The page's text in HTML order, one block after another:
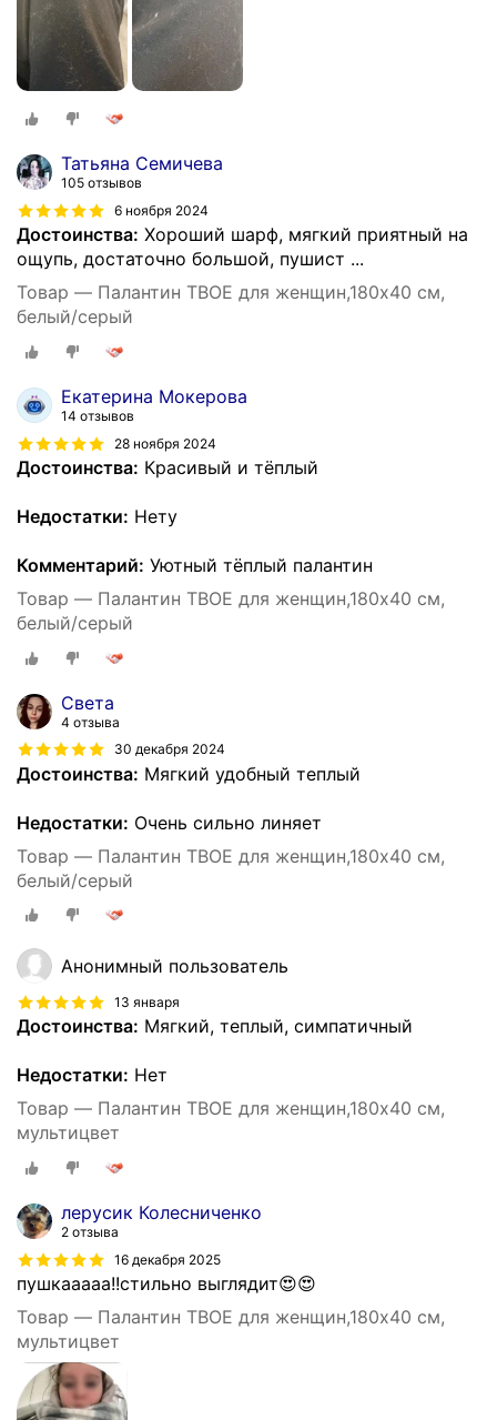
Татьяна Семичева
105 отзывов
6 ноября 2024
Достоинства: Хороший шарф, мягкий приятный на
ощупь, достаточно большой, пушист ...
Товар — Палантин ТВОЕ для женщин,180х40 см,
белый/серый
Екатерина Мокерова
14 отзывов
28 ноября 2024
Достоинства: Красивый и тёплый
Недостатки: Нету
Комментарий: Уютный тёплый палантин
Товар — Палантин ТВОЕ для женщин,180х40 см,
белый/серый
Света
4 отзыва
30 декабря 2024
Достоинства: Мягкий удобный теплый
Недостатки: Очень сильно линяет
Товар — Палантин ТВОЕ для женщин,180х40 см,
белый/серый
Анонимный пользователь
13 января
Достоинства: Мягкий, теплый, симпатичный
Недостатки: Нет
Товар — Палантин ТВОЕ для женщин,180х40 см,
мультицвет
лерусик Колесниченко
2 отзыва
16 декабря 2025
пушкааааа!!стильно выглядит😍😍
Товар — Палантин ТВОЕ для женщин,180х40 см,
мультицвет